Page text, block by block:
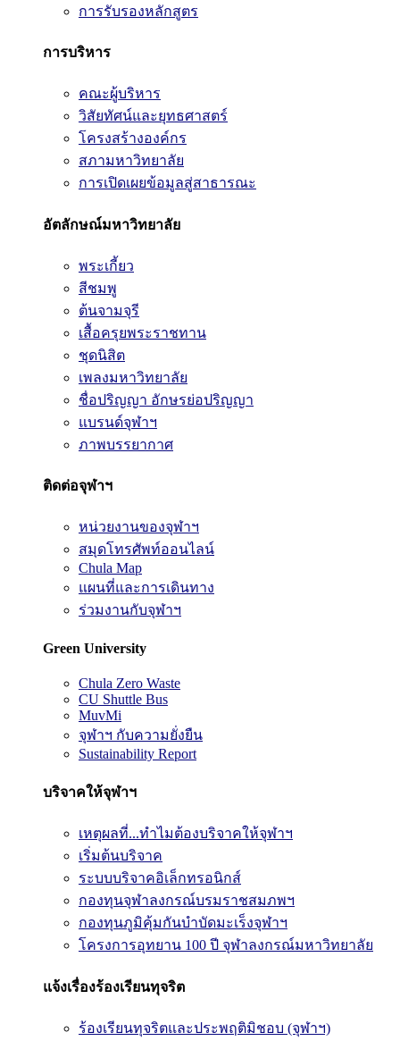
การรับรองหลักสูตร
การบริหาร
คณะผู้บริหาร
วิสัยทัศน์และยุทธศาสตร์
โครงสร้างองค์กร
สภามหาวิทยาลัย
การเปิดเผยข้อมูลสู่สาธารณะ
อัตลักษณ์มหาวิทยาลัย
พระเกี้ยว
สีชมพู
ต้นจามจุรี
เสื้อครุยพระราชทาน
ชุดนิสิต
เพลงมหาวิทยาลัย
ชื่อปริญญา อักษรย่อปริญญา
แบรนด์จุฬาฯ
ภาพบรรยากาศ
ติดต่อจุฬาฯ
หน่วยงานของจุฬาฯ
สมุดโทรศัพท์ออนไลน์
Chula Map
แผนที่และการเดินทาง
ร่วมงานกับจุฬาฯ
Green University
Chula Zero Waste
CU Shuttle Bus
MuvMi
จุฬาฯ กับความยั่งยืน
Sustainability Report
บริจาคให้จุฬาฯ
เหตุผลที่...ทำไมต้องบริจาคให้จุฬาฯ
เริ่มต้นบริจาค
ระบบบริจาคอิเล็กทรอนิกส์
กองทุนจุฬาลงกรณ์บรมราชสมภพฯ
กองทุนภูมิคุ้มกันบำบัดมะเร็งจุฬาฯ
โครงการอุทยาน 100 ปี จุฬาลงกรณ์มหาวิทยาลัย
แจ้งเรื่องร้องเรียนทุจริต
ร้องเรียนทุจริตและประพฤติมิชอบ (จุฬาฯ)